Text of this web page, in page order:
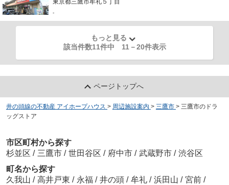
-
もっと見る
該当件数11件中 11 －20件表示
ページトップへ
井の頭線の不動産 アイホープハウス > 周辺施設案内 > 三鷹市 > 三鷹市のドラ
ッグストア
市区町村から探す
杉並区 / 三鷹市 / 世田谷区 / 府中市 / 武蔵野市 / 渋谷区
町名から探す
久我山 / 高井戸東 / 永福 / 井の頭 / 牟礼 / 浜田山 / 宮前 /